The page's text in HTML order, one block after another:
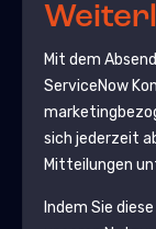
Mit dem
ServiceNow
sich jederzeit
Mitteilungen
Indem Sie